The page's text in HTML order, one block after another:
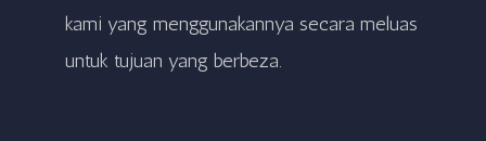
kami yang menggunakannya secara meluas
untuk tujuan yang berbeza.